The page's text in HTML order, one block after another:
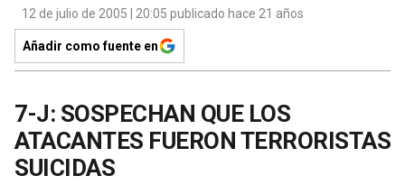
12 de julio de 2005 | 20:05 publicado hace 21 años
Añadir como fuente en
7-J: SOSPECHAN QUE LOS
ATACANTES FUERON TERRORISTAS
SUICIDAS